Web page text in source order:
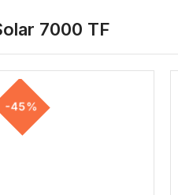
7000 TF
-45%